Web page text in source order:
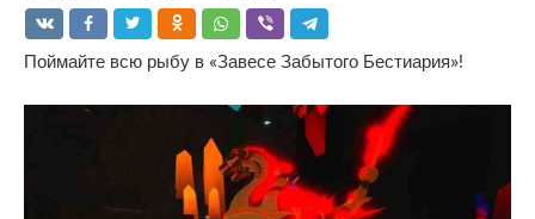
Поймайте всю рыбу в «Завесе Забытого Бестиария»!